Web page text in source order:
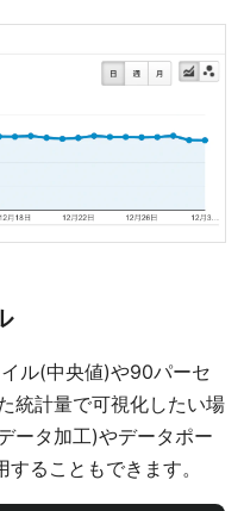
ル(中央値)や90パーセ
統計量で可視化したい場
ータ加工)やデータポー
ることもできます。